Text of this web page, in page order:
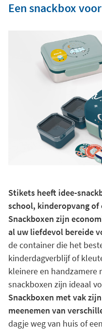
Een snackbox
Stikets heeft idee-
school, kinderopvang of
Snackboxen zijn
al uw liefdevol bereide
de container die het
kinderdagverblijf of
kleinere en handzamere
snackboxen zijn ideaal
Snackboxen met vak
meenemen van
dagje weg van huis of